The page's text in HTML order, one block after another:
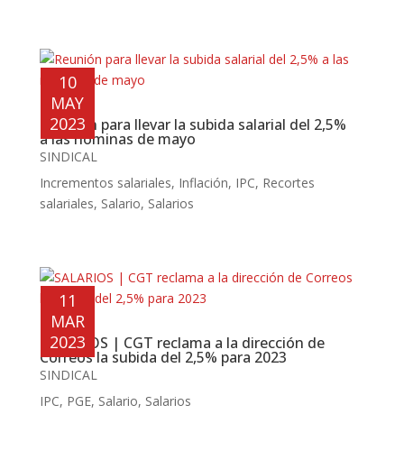
Reunión para llevar la subida salarial del 2,5%
a las nóminas de mayo
10
MAY
2023
SINDICAL
Incrementos salariales, Inflación, IPC, Recortes
salariales, Salario, Salarios
SALARIOS | CGT reclama a la dirección de
Correos la subida del 2,5% para 2023
11
MAR
2023
SINDICAL
IPC, PGE, Salario, Salarios